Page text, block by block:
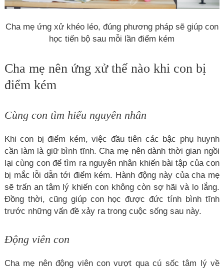
Cha mẹ ứng xử khéo léo, đúng phương pháp sẽ giúp con
học tiến bộ sau mỗi lần điểm kém
Cha mẹ nên ứng xử thế nào khi con bị
điểm kém
Cùng con tìm hiểu nguyên nhân
Khi con bị điểm kém, việc đầu tiên các bậc phụ huynh
cần làm là giữ bình tĩnh. Cha mẹ nên dành thời gian ngồi
lại cùng con để tìm ra nguyên nhân khiến bài tập của con
bị mắc lỗi dẫn tới điểm kém. Hành động này của cha mẹ
sẽ trấn an tâm lý khiến con không còn sợ hãi và lo lắng.
Đồng thời, cũng giúp con học được đức tính bình tĩnh
trước những vấn đề xảy ra trong cuộc sống sau này.
Động viên con
Cha mẹ nên động viên con vượt qua cú sốc tâm lý về